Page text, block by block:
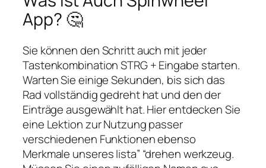
App? 🤔
Sie können den Schritt auch mit jeder
Tastenkombination STRG + Eingabe starten.
Warten Sie einige Sekunden, bis sich das
Rad vollständig gedreht hat und den der
Einträge ausgewählt hat. Hier entdecken Sie
eine Lektion zur Nutzung passer
verschiedenen Funktionen ebenso
Merkmale unseres lista” “drehen werkzeug.